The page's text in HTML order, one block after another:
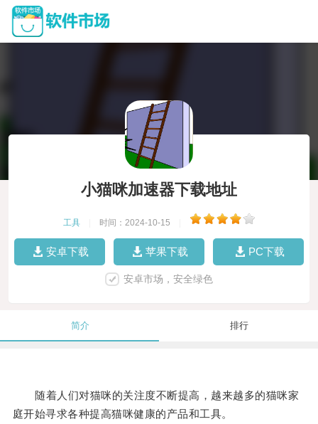
小猫咪加速器下载地址
工具 时间：2024-10-15
安卓下载 苹果下载 PC下载
安卓市场，安全绿色
简介 排行
随着人们对猫咪的关注度不断提高，越来越多的猫咪家
庭开始寻求各种提高猫咪健康的产品和工具。